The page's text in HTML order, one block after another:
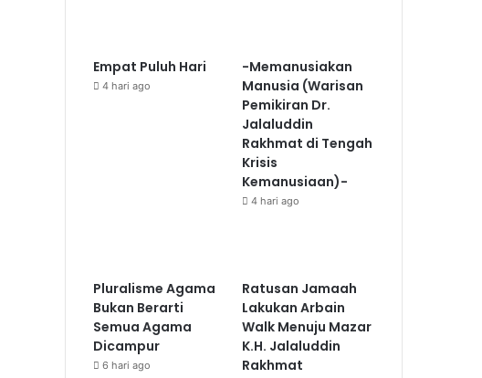
Empat Puluh Hari
4 hari ago
-Memanusiakan
Manusia (Warisan
Pemikiran Dr.
Jalaluddin
Rakhmat di Tengah
Krisis
Kemanusiaan)-
4 hari ago
Pluralisme Agama
Bukan Berarti
Semua Agama
Dicampur
6 hari ago
Ratusan Jamaah
Lakukan Arbain
Walk Menuju Mazar
K.H. Jalaluddin
Rakhmat